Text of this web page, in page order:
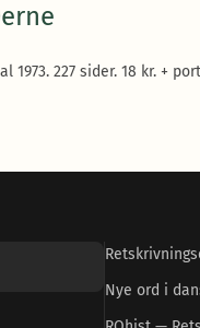
227 sider. 18 kr. +
Nye ord i